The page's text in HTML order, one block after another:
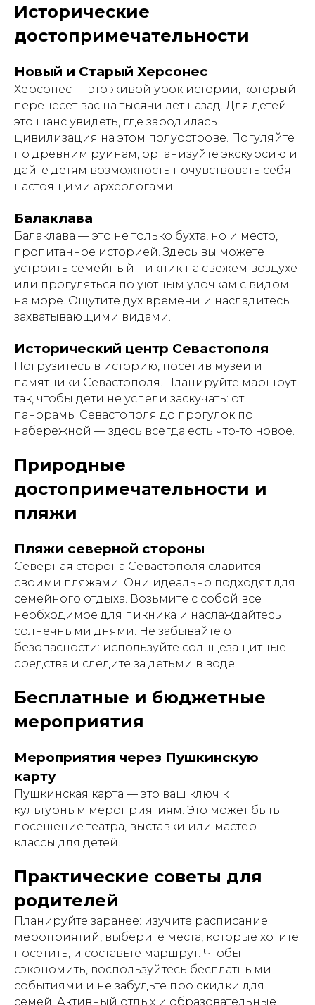
Исторические
достопримечательности
Новый и Старый Херсонес
Херсонес — это живой урок истории, который
перенесет вас на тысячи лет назад. Для детей
это шанс увидеть, где зародилась
цивилизация на этом полуострове. Погуляйте
по древним руинам, организуйте экскурсию и
дайте детям возможность почувствовать себя
настоящими археологами.
Балаклава
Балаклава — это не только бухта, но и место,
пропитанное историей. Здесь вы можете
устроить семейный пикник на свежем воздухе
или прогуляться по уютным улочкам с видом
на море. Ощутите дух времени и насладитесь
захватывающими видами.
Исторический центр Севастополя
Погрузитесь в историю, посетив музеи и
памятники Севастополя. Планируйте маршрут
так, чтобы дети не успели заскучать: от
панорамы Севастополя до прогулок по
набережной — здесь всегда есть что-то новое.
Природные
достопримечательности и
пляжи
Пляжи северной стороны
Северная сторона Севастополя славится
своими пляжами. Они идеально подходят для
семейного отдыха. Возьмите с собой все
необходимое для пикника и наслаждайтесь
солнечными днями. Не забывайте о
безопасности: используйте солнцезащитные
средства и следите за детьми в воде.
Бесплатные и бюджетные
мероприятия
Мероприятия через Пушкинскую
карту
Пушкинская карта — это ваш ключ к
культурным мероприятиям. Это может быть
посещение театра, выставки или мастер-
классы для детей.
Практические советы для
родителей
Планируйте заранее: изучите расписание
мероприятий, выберите места, которые хотите
посетить, и составьте маршрут. Чтобы
сэкономить, воспользуйтесь бесплатными
событиями и не забудьте про скидки для
семей. Активный отдых и образовательные